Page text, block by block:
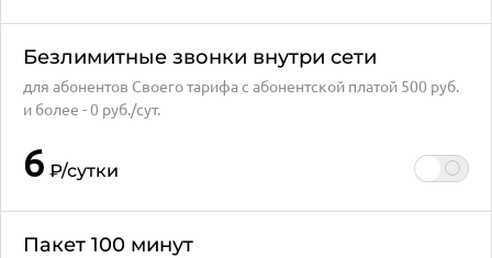
Безлимитные звонки внутри сети
для абонентов Своего тарифа с абонентской платой 500 руб.
и более - 0 руб./сут.
6 ₽/сутки
Пакет 100 минут